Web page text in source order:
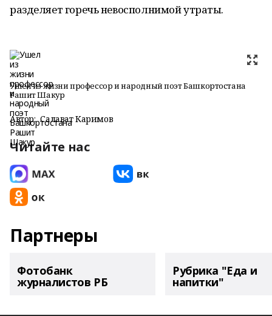
разделяет горечь невосполнимой утраты.
Ушел из жизни профессор и народный поэт Башкортостана
Рашит Шакур
Автор: Салават Каримов
Читайте нас
Партнеры
Фотобанк
журналистов РБ
Рубрика "Еда и
напитки"